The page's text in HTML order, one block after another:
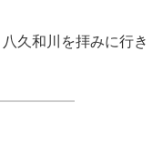
久和川を拝みに行き